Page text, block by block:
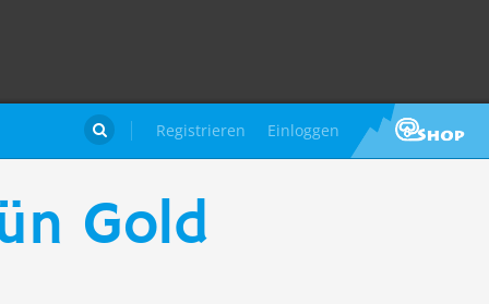
Registrieren Einloggen

Gold